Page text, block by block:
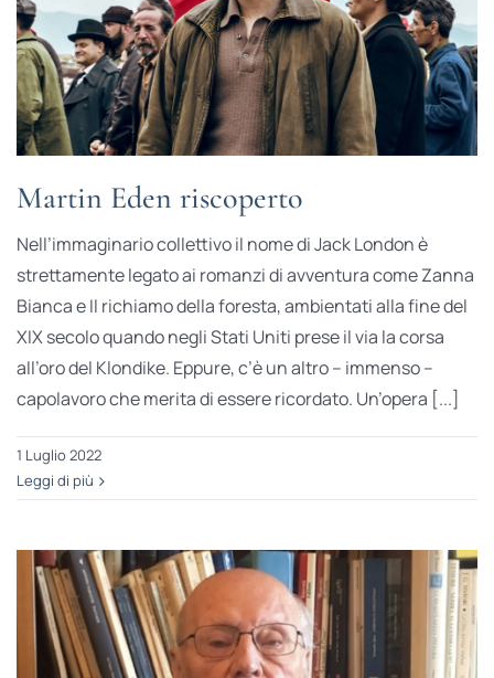
Martin Eden riscoperto
Nell’immaginario collettivo il nome di Jack London è
strettamente legato ai romanzi di avventura come Zanna
Bianca e Il richiamo della foresta, ambientati alla fine del
XIX secolo quando negli Stati Uniti prese il via la corsa
all’oro del Klondike. Eppure, c’è un altro – immenso –
capolavoro che merita di essere ricordato. Un’opera [...]
1 Luglio 2022
Leggi di più